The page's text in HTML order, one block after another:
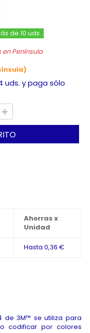
de 10 uds.
Península
uds. y paga sólo
Ahorras x
Unidad
Hasta 0,36 €
de 3M™ se utiliza para
codificar por colores